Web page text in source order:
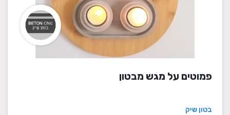
פמוטים על מגש מבטון
בטון שיק